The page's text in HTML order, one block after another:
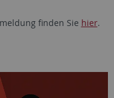
finden Sie hier.